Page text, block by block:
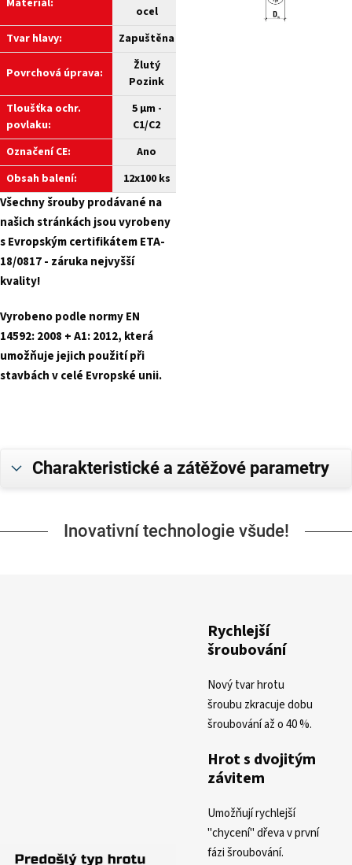
Materiál:
ocel
Tvar hlavy:
Zapuštěna
Povrchová úprava:
Žlutý
Pozink
Tloušťka ochr.
povlaku:
5 µm -
C1/C2
Označení CE:
Ano
Obsah balení:
12x100 ks
Všechny šrouby prodávané na
našich stránkách jsou vyrobeny
s Evropským certifikátem ETA-
18/0817 - záruka nejvyšší
kvality!
Vyrobeno podle normy EN
14592: 2008 + A1: 2012, která
umožňuje jejich použití při
stavbách v celé Evropské unii.
Charakteristické a zátěžové parametry
Inovativní technologie všude!
Rychlejší
šroubování
Nový tvar hrotu
šroubu zkracuje dobu
šroubování až o 40 %.
Hrot s dvojitým
závitem
Umožňují rychlejší
"chycení" dřeva v první
fázi šroubování.